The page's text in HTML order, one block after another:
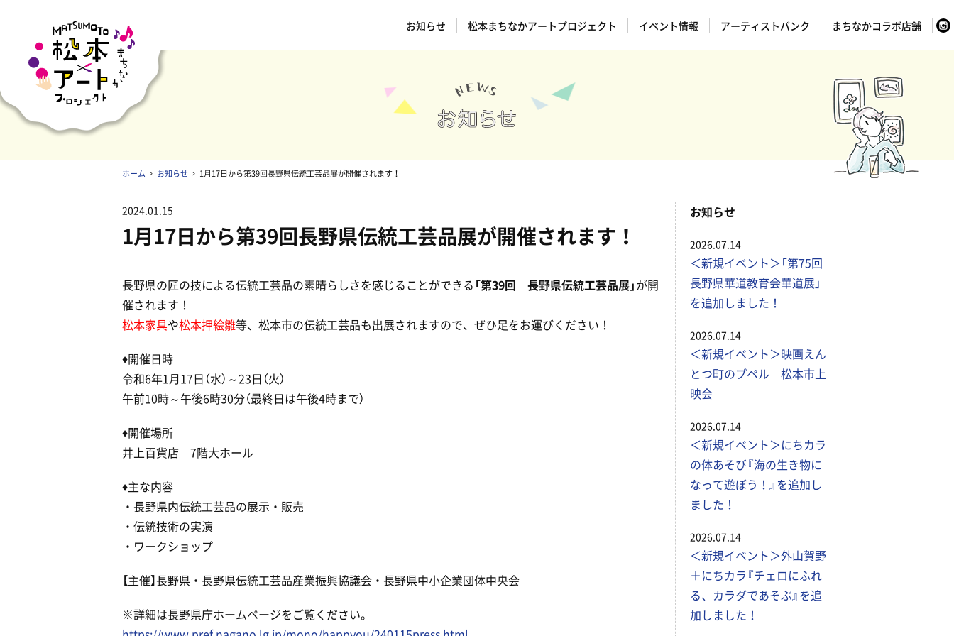
お知らせ 松本まちなかアートプロジェクト イベント情報 アーティストバンク まちなかコラボ店舗
ホーム お知らせ 1月17日から第39回長野県伝統工芸品展が開催されます！
2024.01.15
1月17日から第39回長野県伝統工芸品展が開催されます！
長野県の匠の技による伝統工芸品の素晴らしさを感じることができる 「第39回 長野県伝統工芸品展」が開
催されます！
松本家具や松本押絵雛等、松本市の伝統工芸品も出展されますので、ぜひ足をお運びください！
♦開催日時
令和6年1月17日（水）～23日（火）
午前10時～午後6時30分（最終日は午後4時まで）
♦開催場所
井上百貨店 7階大ホール
♦主な内容
・長野県内伝統工芸品の展示・販売
・伝統技術の実演
・ワークショップ
【主催】長野県・長野県伝統工芸品産業振興協議会・長野県中小企業団体中央会
※詳細は長野県庁ホームページをご覧ください。
お知らせ
2026.07.14
＜新規イベント＞「第75回
長野県華道教育会華道展」
を追加しました！
2026.07.14
＜新規イベント＞映画えん
とつ町のプペル 松本市上
映会
2026.07.14
＜新規イベント＞にちカラ
の体あそび『海の生き物に
なって遊ぼう！』を追加し
ました！
2026.07.14
＜新規イベント＞外山賀野
＋にちカラ『チェロにふれ
る、カラダであそぶ』を追
加しました！